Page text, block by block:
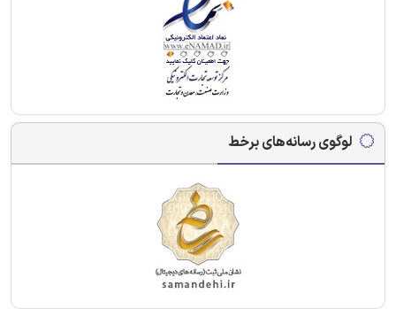
لوگوی رسانه‌های برخط